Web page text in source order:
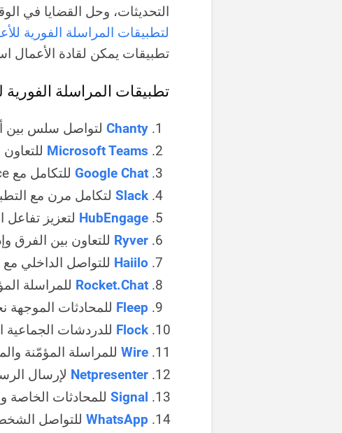
التحديثات، وحل القضايا في
لتطبيقات المراسلة الفورية
تطبيقات يمكن لقادة الأعمال
تطبيقات المراسلة الفورية
Chanty لتواصل سلس بين
Microsoft Teams
Google Chat للتكامل مع Google Workspace
Slack لتكامل مرن مع
HubEngage لتعزيز
Ryver للتعاون بين الفرق
Haiilo للتواصل الداخلي
Rocket.Chat للمراسلة
Fleep للمحادثات الموجهة
Flock للدردشات الجماعية
Wire للمراسلة المؤمّنة
Netpresenter لإرسال
Signal للمحادثات الخاصة
WhatsApp للتواصل